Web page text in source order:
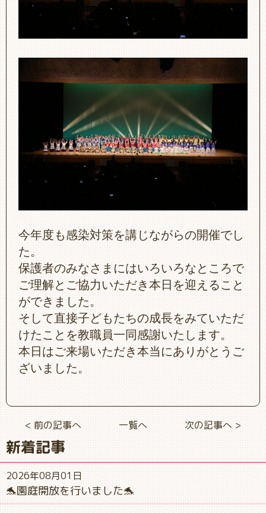
新着記事
2026年08月01日
🐬園庭開放を行いました🐬
今年度も感染対策を講じながらの開催でし
た。
保護者のみなさまにはいろいろなところで
ご理解とご協力いただき本日を迎えること
ができました。
そして直接子どもたちの成長をみていただ
けたことを教職員一同感謝いたします。
本日はご来場いただき本当にありがとうご
ざいました。
< 前の記事へ 一覧へ 次の記事へ >